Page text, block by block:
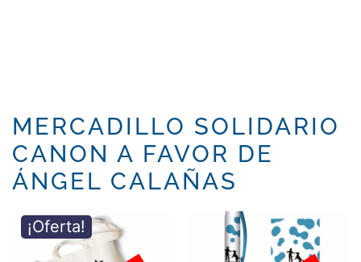
MERCADILLO SOLIDARIO
CANON A FAVOR DE
ÁNGEL CALAÑAS
¡Oferta!